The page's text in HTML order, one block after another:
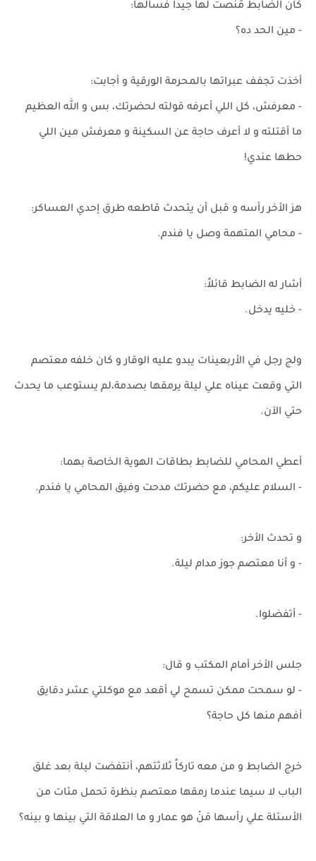
كان الضابط مُنصت لها جيداً فسألها:
- مين الحد ده؟
أخذت تجفف عبراتها بالمحرمة الورقية و أجابت:
- معرفش، كل اللي أعرفه قولته لحضرتك، بس و الله العظيم
ما أقتلته و لا أعرف حاجة عن السكينة و معرفش مين اللي
حطها عندي!
هز الأخر رأسه و قبل أن يتحدث قاطعه طرق إحدي العساكر:
- محامي المتهمة وصل يا فندم.
أشار له الضابط قائلاً:
- خليه يدخل.
ولج رجل في الأربعينات يبدو عليه الوقار و كان خلفه معتصم
التي وقعت عيناه علي ليلة يرمقها بصدمة،لم يستوعب ما يحدث
حتي الآن.
أعطي المحامي للضابط بطاقات الهوية الخاصة بهما:
- السلام عليكم، مع حضرتك مدحت وفيق المحامي يا فندم.
و تحدث الأخر:
- و أنا معتصم جوز مدام ليلة.
- أتفضلوا.
جلس الأخر أمام المكتب و قال:
- لو سمحت ممكن تسمح لي أقعد مع موكلتي عشر دقايق
أفهم منها كل حاجة؟
خرج الضابط و من معه تاركاً ثلاثتهم، أنتفضت ليلة بعد غلق
الباب لا سيما عندما رمقها معتصم بنظرة تحمل مئات من
الأسئلة علي رأسها مَنْ هو عمار و ما العلاقة التي بينها و بينه؟